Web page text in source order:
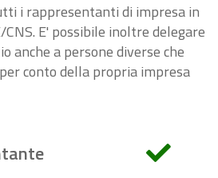
i rappresentanti di impresa in
CNS. E' possibile inoltre delegare
anche a persone diverse che
conto della propria impresa